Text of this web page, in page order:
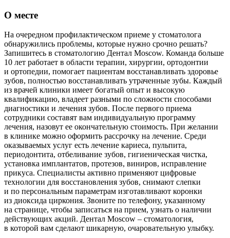
О месте
На очередном профилактическом приеме у стоматолога
обнаружились проблемы, которые нужно срочно решать?
Запишитесь в стоматологию Дентал Moscow. Команда больше
10 лет работает в области терапии, хирургии, ортодонтии
и ортопедии, помогает пациентам восстанавливать здоровье
зубов, полностью восстанавливать утраченные зубы. Каждый
из врачей клиники имеет богатый опыт и высокую
квалификацию, владеет разными по сложности способами
диагностики и лечения зубов. После первого приема
сотрудники составят вам индивидуальную программу
лечения, назовут ее окончательную стоимость. При желании
в клинике можно оформить рассрочку на лечение. Среди
оказываемых услуг есть лечение кариеса, пульпита,
периодонтита, отбеливание зубов, гигиеническая чистка,
установка имплантатов, протезов, виниров, исправление
прикуса. Специалисты активно применяют цифровые
технологии для восстановления зубов, снимают слепки
и по персональным параметрам изготавливают коронки
из диоксида циркония. Звоните по телефону, указанному
на странице, чтобы записаться на прием, узнать о наличии
действующих акций. Дентал Moscow – стоматология,
в которой вам сделают шикарную, очаровательную улыбку.